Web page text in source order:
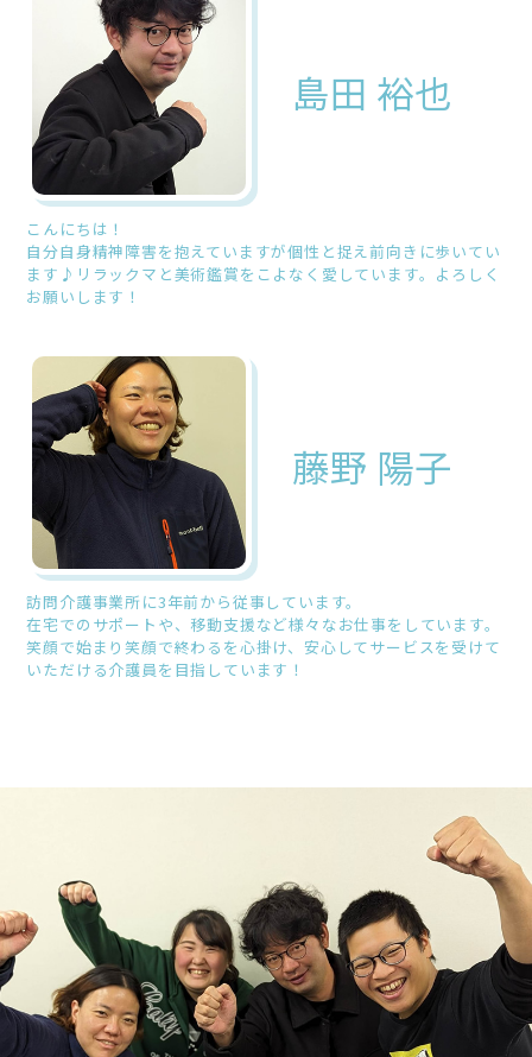
島田 裕也
こんにちは！
自分自身精神障害を抱えていますが個性と捉え前向きに歩いてい
ます♪リラックマと美術鑑賞をこよなく愛しています。よろしく
お願いします！
藤野 陽子
訪問介護事業所に3年前から従事しています。
在宅でのサポートや、移動支援など様々なお仕事をしています。
笑顔で始まり笑顔で終わるを心掛け、安心してサービスを受けて
いただける介護員を目指しています！